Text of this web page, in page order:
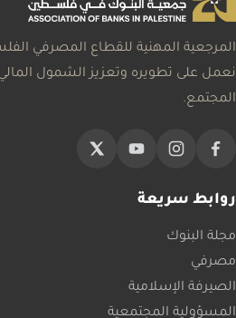
المرجعية المهنية للقطاع المصرفي
نعمل على تطويره وتعزيز الشمول
المجتمع.
روابط سريعة
مجلة البنوك
مصرفي
الصيرفة الإسلامية
المسؤولية المجتمعية